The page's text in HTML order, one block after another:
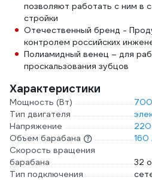
позволяют работать с ним в
стройки
Отечественный бренд -
контролем российских
Полиамидный венец – для
проскальзования зубцов
Характеристики
Мощность (Вт)
700
Тип двигателя
Напряжение
Объем барабана
160
Скорость вращения
барабана
32
Тип подключения